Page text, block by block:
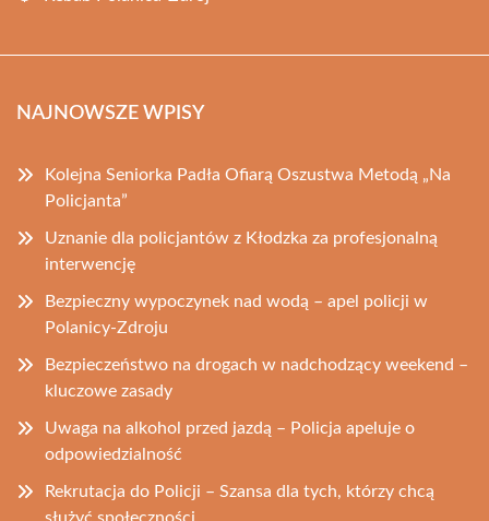
NAJNOWSZE WPISY
Kolejna Seniorka Padła Ofiarą Oszustwa Metodą „Na
Policjanta”
Uznanie dla policjantów z Kłodzka za profesjonalną
interwencję
Bezpieczny wypoczynek nad wodą – apel policji w
Polanicy-Zdroju
Bezpieczeństwo na drogach w nadchodzący weekend –
kluczowe zasady
Uwaga na alkohol przed jazdą – Policja apeluje o
odpowiedzialność
Rekrutacja do Policji – Szansa dla tych, którzy chcą